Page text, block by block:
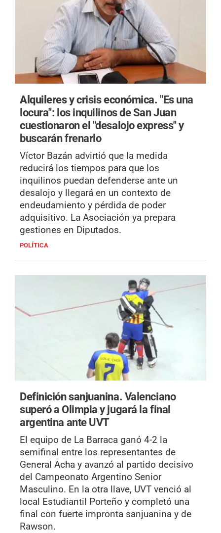
Alquileres y crisis económica."Es una
locura": los inquilinos de San Juan
cuestionaron el "desalojo express" y
buscarán frenarlo
Víctor Bazán advirtió que la medida
reducirá los tiempos para que los
inquilinos puedan defenderse ante un
desalojo y llegará en un contexto de
endeudamiento y pérdida de poder
adquisitivo. La Asociación ya prepara
gestiones en Diputados.
POLÍTICA
Definición sanjuanina. Valenciano
superó a Olimpia y jugará la final
argentina ante UVT
El equipo de La Barraca ganó 4-2 la
semifinal entre los representantes de
General Acha y avanzó al partido decisivo
del Campeonato Argentino Senior
Masculino. En la otra llave, UVT venció al
local Estudiantil Porteño y completó una
final con fuerte impronta sanjuanina y de
Rawson.